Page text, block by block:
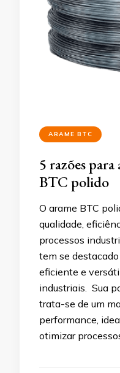
ARAME BTC
5 razões
BTC polido
O arame BTC
qualidade,
processos
tem se
eficiente e
industriais. Sua
trata-se de um
performance,
otimizar